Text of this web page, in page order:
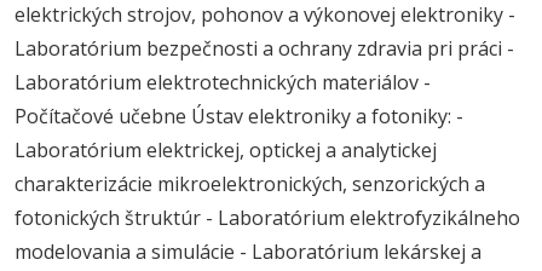
elektrických strojov, pohonov a výkonovej elektroniky -
Laboratórium bezpečnosti a ochrany zdravia pri práci -
Laboratórium elektrotechnických materiálov -
Počítačové učebne Ústav elektroniky a fotoniky: -
Laboratórium elektrickej, optickej a analytickej
charakterizácie mikroelektronických, senzorických a
fotonických štruktúr - Laboratórium elektrofyzikálneho
modelovania a simulácie - Laboratórium lekárskej a